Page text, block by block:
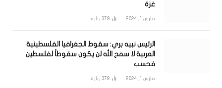
غزة
مارس 1, 2024 379 زيارة
الرئيس نبيه بري: سقوط الجغرافيا الفلسطينية
العربية لا سمح الله لن يكون سقوطاً لفلسطين
فحسب
مارس 1, 2024 378 زيارة